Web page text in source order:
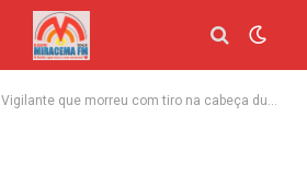
Vigilante que morreu com tiro na cabeça durante ataque a caminhão trabalhava em empresa do Tocantins